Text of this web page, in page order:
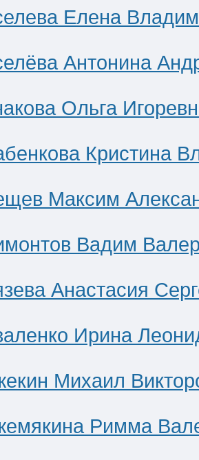
Елена
Антонина
Ольга
Кристина
Максим
Вадим
Анастасия
Ирина
Михаил
Римма